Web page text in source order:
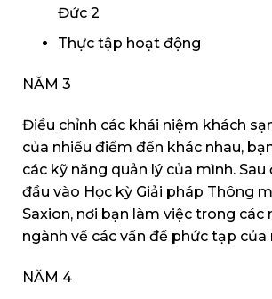
Đức 2
Thực tập hoạt động
NĂM 3
Điều chỉnh các khái niệm khách
của nhiều điểm đến khác nhau,
các kỹ năng quản lý của mình.
đầu vào Học kỳ Giải pháp Thông
Saxion, nơi bạn làm việc trong các
ngành về các vấn đề phức tạp của
NĂM 4